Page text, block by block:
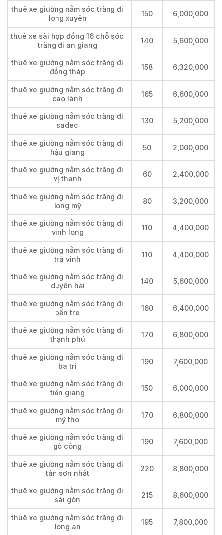
thuê xe giường nằm sóc trăng đi
long xuyên
150 6,000,000
thuê xe sài hợp đồng 16 chỗ sóc
trăng đi an giang
140 5,600,000
thuê xe giường nằm sóc trăng đi
đồng tháp
158 6,320,000
thuê xe giường nằm sóc trăng đi
cao lãnh
165 6,600,000
thuê xe giường nằm sóc trăng đi
sadec
130 5,200,000
thuê xe giường nằm sóc trăng đi
hậu giang
50 2,000,000
thuê xe giường nằm sóc trăng đi
vị thanh
60 2,400,000
thuê xe giường nằm sóc trăng đi
long mỹ
80 3,200,000
thuê xe giường nằm sóc trăng đi
vĩnh long
110 4,400,000
thuê xe giường nằm sóc trăng đi
trà vinh
110 4,400,000
thuê xe giường nằm sóc trăng đi
duyên hải
140 5,600,000
thuê xe giường nằm sóc trăng đi
bến tre
160 6,400,000
thuê xe giường nằm sóc trăng đi
thạnh phú
170 6,800,000
thuê xe giường nằm sóc trăng đi
ba tri
190 7,600,000
thuê xe giường nằm sóc trăng đi
tiền giang
150 6,000,000
thuê xe giường nằm sóc trăng đi
mỹ tho
170 6,800,000
thuê xe giường nằm sóc trăng đi
gò công
190 7,600,000
thuê xe giường nằm sóc trăng đi
tân sơn nhất
220 8,800,000
thuê xe giường nằm sóc trăng đi
sài gòn
215 8,600,000
thuê xe giường nằm sóc trăng đi
long an
195 7,800,000